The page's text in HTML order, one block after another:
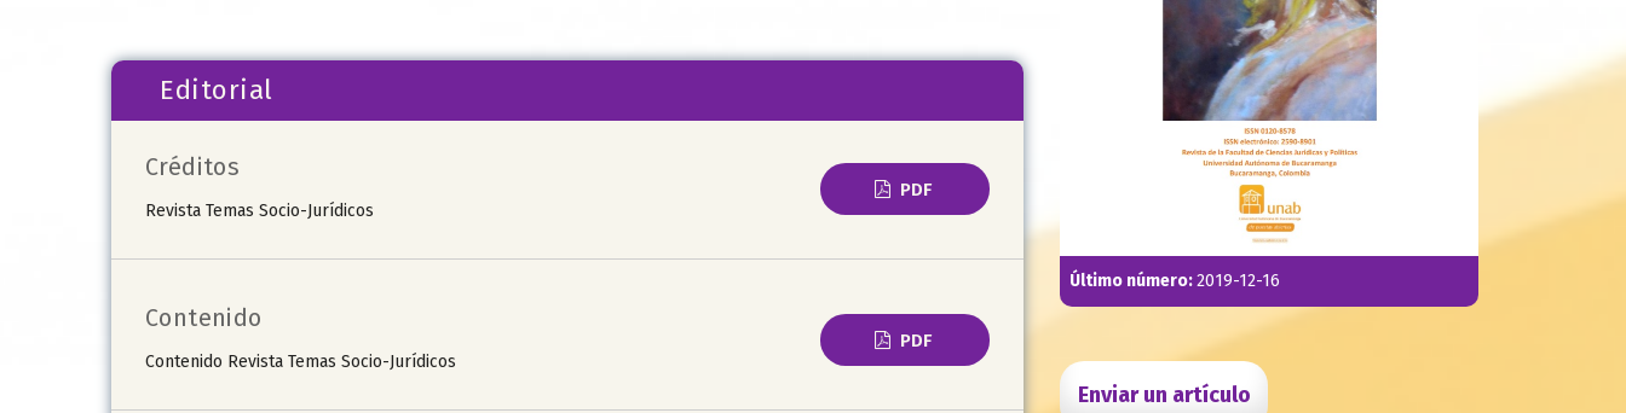
Editorial
Créditos
Revista Temas Socio-Jurídicos
PDF
Contenido
Contenido Revista Temas Socio-Jurídicos
PDF
Último número:2019-12-16
Enviar un artículo